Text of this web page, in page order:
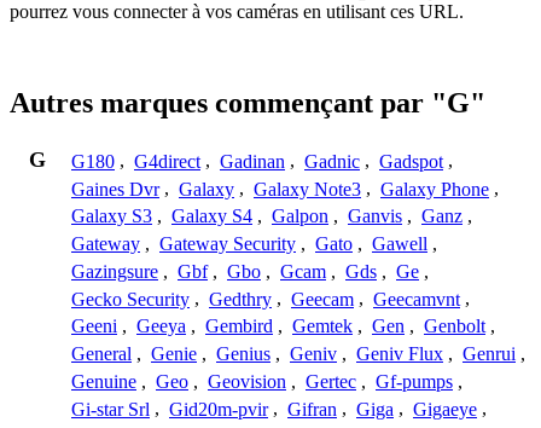
pourrez vous connecter à vos caméras en utilisant ces URL.
Autres marques commençant par "G"
G G180 , G4direct , Gadinan , Gadnic , Gadspot ,
Gaines Dvr , Galaxy , Galaxy Note3 , Galaxy Phone ,
Galaxy S3 , Galaxy S4 , Galpon , Ganvis , Ganz ,
Gateway , Gateway Security , Gato , Gawell ,
Gazingsure , Gbf , Gbo , Gcam , Gds , Ge ,
Gecko Security , Gedthry , Geecam , Geecamvnt ,
Geeni , Geeya , Gembird , Gemtek , Gen , Genbolt ,
General , Genie , Genius , Geniv , Geniv Flux , Genrui ,
Genuine , Geo , Geovision , Gertec , Gf-pumps ,
Gi-star Srl , Gid20m-pvir , Gifran , Giga , Gigaeye ,